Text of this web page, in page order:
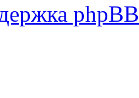
phpBB